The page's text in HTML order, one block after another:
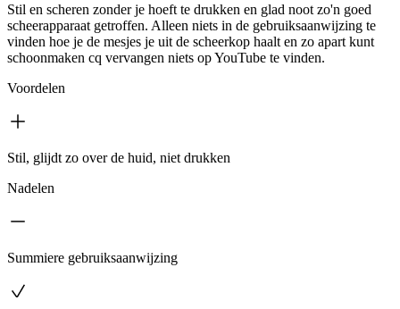
Stil en scheren zonder je hoeft te drukken en glad noot zo'n goed
scheerapparaat getroffen. Alleen niets in de gebruiksaanwijzing te
vinden hoe je de mesjes je uit de scheerkop haalt en zo apart kunt
schoonmaken cq vervangen niets op YouTube te vinden.
Voordelen
Stil, glijdt zo over de huid, niet drukken
Nadelen
Summiere gebruiksaanwijzing